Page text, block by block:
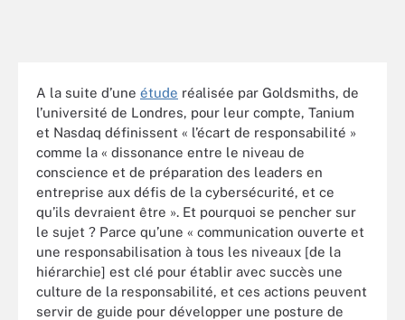
A la suite d’une étude réalisée par Goldsmiths, de
l’université de Londres, pour leur compte, Tanium
et Nasdaq définissent « l’écart de responsabilité »
comme la « dissonance entre le niveau de
conscience et de préparation des leaders en
entreprise aux défis de la cybersécurité, et ce
qu’ils devraient être ». Et pourquoi se pencher sur
le sujet ? Parce qu’une « communication ouverte et
une responsabilisation à tous les niveaux [de la
hiérarchie] est clé pour établir avec succès une
culture de la responsabilité, et ces actions peuvent
servir de guide pour développer une posture de